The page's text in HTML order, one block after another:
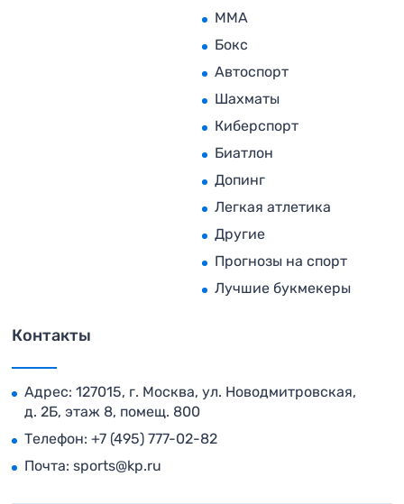
MMA
Бокс
Автоспорт
Шахматы
Киберспорт
Биатлон
Допинг
Легкая атлетика
Другие
Прогнозы на спорт
Лучшие букмекеры
Контакты
Адрес: 127015, г. Москва, ул. Новодмитровская,
д. 2Б, этаж 8, помещ. 800
Телефон: +7 (495) 777-02-82
Почта: sports@kp.ru